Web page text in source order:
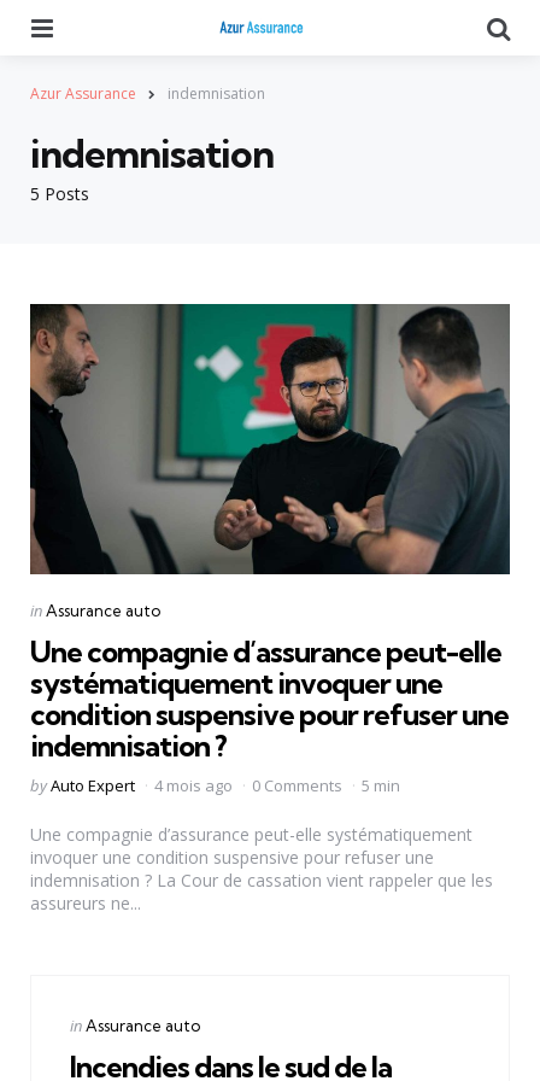
Azur Assurance indemnisation
5 Posts
indemnisation
Categories
Posted
inAssurance auto
Une compagnie d’assurance peut-elle
systématiquement invoquer une
condition suspensive pour refuser une
indemnisation ?
Posted
byAuto Expert 4 mois ago 0 Comments 5 min
Une compagnie d’assurance peut-elle systématiquement
invoquer une condition suspensive pour refuser une
indemnisation ? La Cour de cassation vient rappeler que les
assureurs ne...
Categories
Posted
inAssurance auto
Incendies dans le sud de la